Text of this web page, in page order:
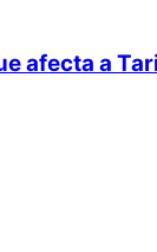
afecta a